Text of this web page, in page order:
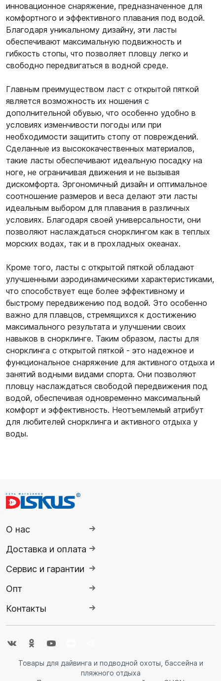
инновационное снаряжение, предназначенное для
комфортного и эффективного плавания под водой.
Благодаря уникальному дизайну, эти ласты
обеспечивают максимальную подвижность и
гибкость стопы, что позволяет пловцу легко и
свободно передвигаться в водной среде.
Главным преимуществом ласт с открытой пяткой
является возможность их ношения с
дополнительной обувью, что особенно удобно в
условиях изменчивости погоды или при
необходимости защитить стопу от повреждений.
Сделанные из высококачественных материалов,
такие ласты обеспечивают идеальную посадку на
ноге, не ограничивая движения и не вызывая
дискомфорта. Эргономичный дизайн и оптимальное
соотношение размеров и веса делают эти ласты
идеальным выбором для плавания в различных
условиях. Благодаря своей универсальности, они
позволяют наслаждаться снорклингом как в теплых
морских водах, так и в прохладных океанах.
Кроме того, ласты с открытой пяткой обладают
улучшенными аэродинамическими характеристиками,
что способствует еще более эффективному и
быстрому передвижению под водой. Это особенно
важно для плавцов, стремящихся к достижению
максимального результата и улучшении своих
навыков в снорклинге. Таким образом, ласты для
снорклинга с открытой пяткой - это надежное и
функциональное снаряжение для активного отдыха и
занятий водными видами спорта. Они позволяют
пловцу наслаждаться свободой передвижения под
водой, обеспечивая одновременно максимальный
комфорт и эффективность. Неотъемлемый атрибут
для любителей снорклинга и активного отдыха у
воды.
О нас
Доставка и оплата
Сервис и гарантии
Опт
Контакты
Товары для дайвинга и подводной охоты, бассейна и
пляжного отдыха